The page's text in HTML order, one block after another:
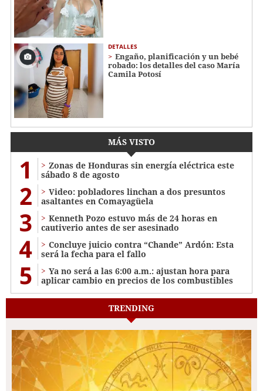
DETALLES
Engaño, planificación y un bebé
robado: los detalles del caso María
Camila Potosí
MÁS VISTO
1
Zonas de Honduras sin energía eléctrica este
sábado 8 de agosto
2
Video: pobladores linchan a dos presuntos
asaltantes en Comayagüela
3
Kenneth Pozo estuvo más de 24 horas en
cautiverio antes de ser asesinado
4
Concluye juicio contra “Chande” Ardón: Esta
será la fecha para el fallo
5
Ya no será a las 6:00 a.m.: ajustan hora para
aplicar cambio en precios de los combustibles
TRENDING